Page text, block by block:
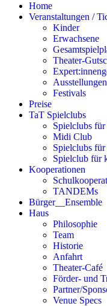
Home
Veranstaltungen /
Kinder
Erwachsene
Theater-
Ausstellungen
Festivals
Preise
TaT Spielclubs
Spielclubs
Midi Club
Spielclubs
Spielclub für
Kooperationen
TANDEMs
Bürger__Ensemble
Haus
Philosophie
Team
Historie
Anfahrt
Theater-Café
Förder- und
Partner/
Venue Specs